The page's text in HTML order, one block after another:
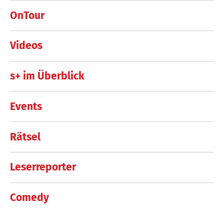
OnTour
Videos
s+ im Überblick
Events
Rätsel
Leserreporter
Comedy